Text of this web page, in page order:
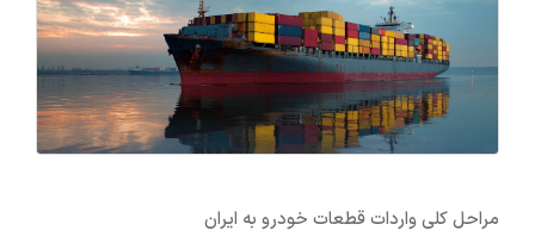
مراحل کلی واردات قطعات خودرو به ایران